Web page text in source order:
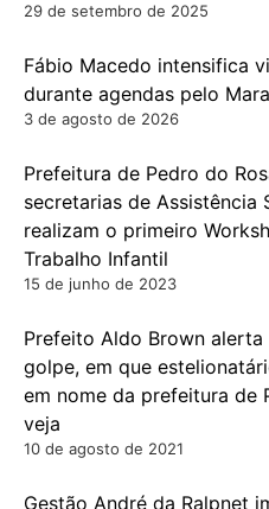
29 de setembro de 2025
Fábio Macedo intensifica
durante agendas pelo
3 de agosto de 2026
Prefeitura de Pedro do
secretarias de Assistência
realizam o primeiro
Trabalho Infantil
15 de junho de 2023
Prefeito Aldo Brown
golpe, em que
em nome da prefeitura de
veja
10 de agosto de 2021
Gestão André da Ralpnet